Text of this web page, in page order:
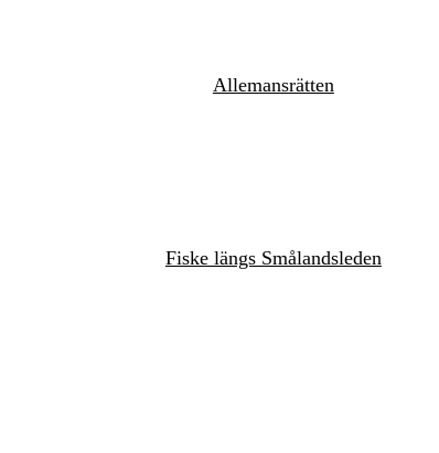
Allemansrätten
Fiske längs Smålandsleden